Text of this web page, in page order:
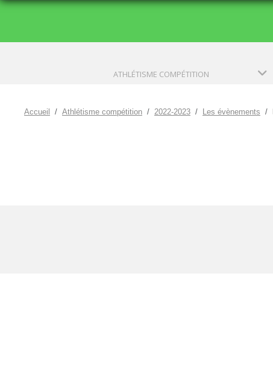
ATHLÉTISME COMPÉTITION
Accueil Athlétisme compétition 2022-2023 Les évènements